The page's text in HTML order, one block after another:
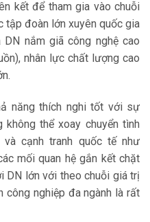
kết để tham gia vào chuỗi
tập đoàn lớn xuyên quốc gia
nắm giã công nghệ cao
nhân lực chất lượng cao
năng thích nghi tốt với sự
thể xoay chuyển tình
cạnh tranh quốc tế như
mối quan hệ gắn kết chặt
DN lớn với theo chuỗi giá trị
công nghiệp đa ngành là rất